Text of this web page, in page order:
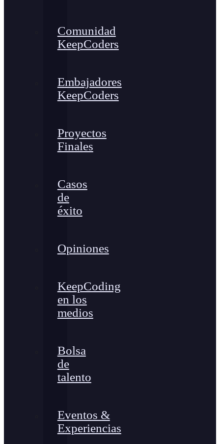
Comunidad
KeepCoders
Embajadores
KeepCoders
Proyectos
Finales
Casos
de
éxito
Opiniones
KeepCoding
en los
medios
Bolsa
de
talento
Eventos &
Experiencias